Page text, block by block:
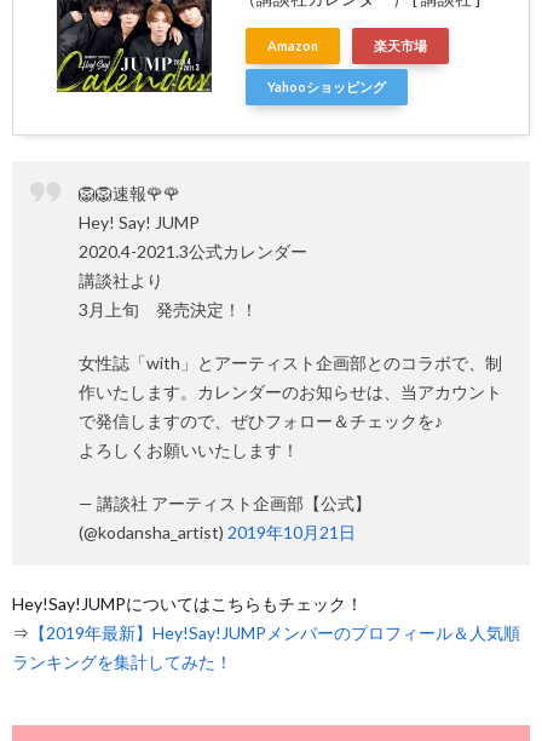
Amazon 楽天市場
Yahooショッピング
🦁🦁速報🌹🌹
Hey! Say! JUMP
2020.4-2021.3公式カレンダー
講談社より
3月上旬 発売決定！！
女性誌「with」とアーティスト企画部とのコラボで、制
作いたします。カレンダーのお知らせは、当アカウント
で発信しますので、ぜひフォロー＆チェックを♪
よろしくお願いいたします！
— 講談社 アーティスト企画部【公式】
(@kodansha_artist) 2019年10月21日
Hey!Say!JUMPについてはこちらもチェック！
⇒ 【2019年最新】Hey!Say!JUMPメンバーのプロフィール＆人気順
ランキングを集計してみた！